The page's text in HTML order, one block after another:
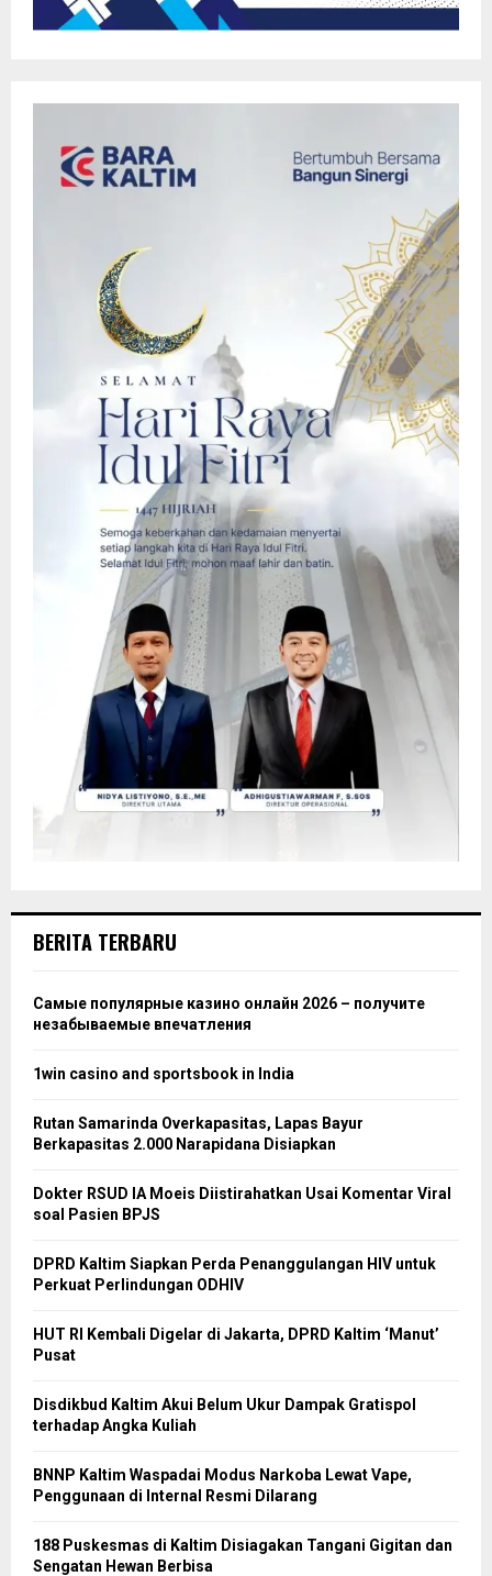
BERITA TERBARU
Самые популярные казино онлайн 2026 – получите
незабываемые впечатления
1win casino and sportsbook in India
Rutan Samarinda Overkapasitas, Lapas Bayur
Berkapasitas 2.000 Narapidana Disiapkan
Dokter RSUD IA Moeis Diistirahatkan Usai Komentar Viral
soal Pasien BPJS
DPRD Kaltim Siapkan Perda Penanggulangan HIV untuk
Perkuat Perlindungan ODHIV
HUT RI Kembali Digelar di Jakarta, DPRD Kaltim ‘Manut’
Pusat
Disdikbud Kaltim Akui Belum Ukur Dampak Gratispol
terhadap Angka Kuliah
BNNP Kaltim Waspadai Modus Narkoba Lewat Vape,
Penggunaan di Internal Resmi Dilarang
188 Puskesmas di Kaltim Disiagakan Tangani Gigitan dan
Sengatan Hewan Berbisa